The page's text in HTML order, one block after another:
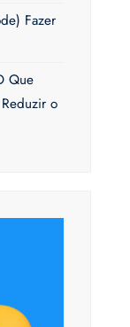
Fazer
Que
o